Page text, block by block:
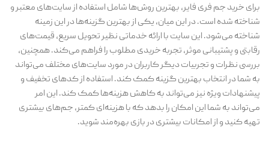
برای خرید جم فری فایر، بهترین روش‌ها شامل استفاده از سایت‌های معتبر و
شناخته شده است. در این میان، یکی از بهترین گزینه‌ها در این زمینه
شناخته می‌شود. این سایت با ارائه خدماتی نظیر تحویل سریع، قیمت‌های
رقابتی و پشتیبانی موثر، تجربه خریدی مطلوب را فراهم می‌کند. همچنین،
بررسی نظرات و تجربیات دیگر کاربران در مورد سایت‌های مختلف می‌تواند
به شما در انتخاب بهترین گزینه کمک کند. استفاده از کدهای تخفیف و
پیشنهادات ویژه نیز می‌تواند به کاهش هزینه‌ها کمک کند. این امر
می‌تواند به شما این امکان را بدهد که با هزینه‌ای کمتر، جم‌های بیشتری
تهیه کنید و از امکانات بیشتری در بازی بهره‌مند شوید.